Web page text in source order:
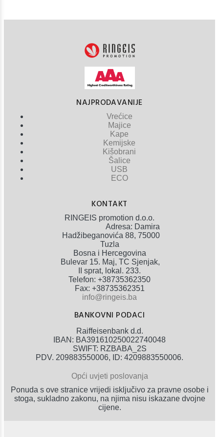
NAJPRODAVANIJE
Vrećice
Majice
Kape
Kemijske
Kišobrani
Šalice
USB
ECO
KONTAKT
RINGEIS promotion d.o.o.
Adresa: Damira
Hadžibeganovića 88, 75000
Tuzla
Bosna i Hercegovina
Bulevar 15. Maj, TC Sjenjak,
II sprat, lokal. 233.
Telefon: +38735362350
Fax: +38735362351
info@ringeis.ba
BANKOVNI PODACI
Raiffeisenbank d.d.
IBAN: BA391610250022740048
SWIFT: RZBABA_2S
PDV. 209883550006, ID: 4209883550006.
Opći uvjeti poslovanja
Ponuda s ove stranice vrijedi isključivo za pravne osobe i
stoga, sukladno zakonu, na njima nisu iskazane dvojne
cijene.